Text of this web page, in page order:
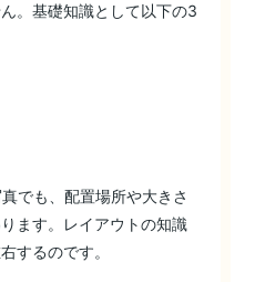
。基礎知識として以下の3
でも、配置場所や大きさ
ます。レイアウトの知識
するのです。